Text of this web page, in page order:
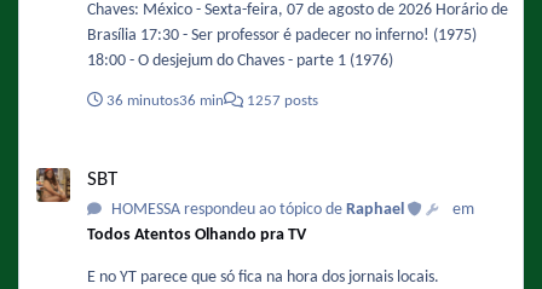
Chaves: México - Sexta-feira, 07 de agosto de 2026 Horário de
Brasília 17:30 - Ser professor é padecer no inferno! (1975)
18:00 - O desjejum do Chaves - parte 1 (1976)
36 minutos36 min 1257 posts
SBT
HOMESSA respondeu ao tópico de Raphael
em
Todos Atentos Olhando pra TV
E no YT parece que só fica na hora dos jornais locais.